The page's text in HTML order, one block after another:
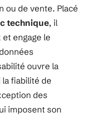
ou de vente. Placé
technique, il
engage le
ouvre la
fiabilité de
des
imposent son